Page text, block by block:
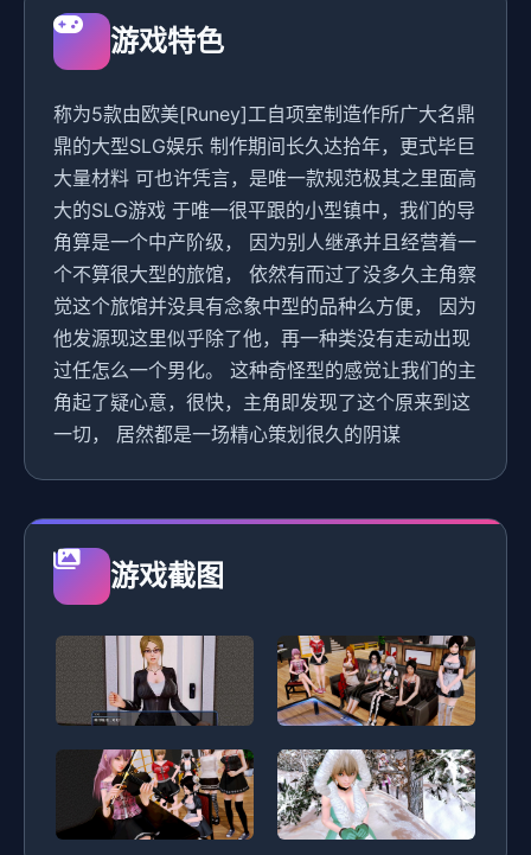
游戏特色
称为5款由欧美[Runey]工自项室制造作所广大名鼎
鼎的大型SLG娱乐 制作期间长久达拾年，更式毕巨
大量材料 可也许凭言，是唯一款规范极其之里面高
大的SLG游戏 于唯一很平跟的小型镇中，我们的导
角算是一个中产阶级， 因为别人继承并且经营着一
个不算很大型的旅馆， 依然有而过了没多久主角察
觉这个旅馆并没具有念象中型的品种么方便， 因为
他发源现这里似乎除了他，再一种类没有走动出现
过任怎么一个男化。 这种奇怪型的感觉让我们的主
角起了疑心意，很快，主角即发现了这个原来到这
一切， 居然都是一场精心策划很久的阴谋
游戏截图